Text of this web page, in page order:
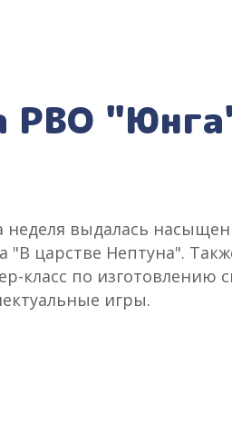
РВО
выдалась
царстве Нептуна".
класс по изготовлению
игры.